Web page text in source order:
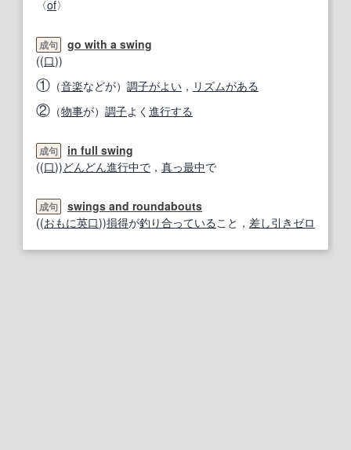
〈of〉
成句
go with a swing
((口))
① （音楽などが） 調子がよい ， リズムがある
② （物事が） 調子よく 進行する
成句
in full swing
((口))どんどん進行中で ， 真っ最中で
成句
swings and roundabouts
((おもに英口))損得が釣り合っていること， 差し引き ゼロ